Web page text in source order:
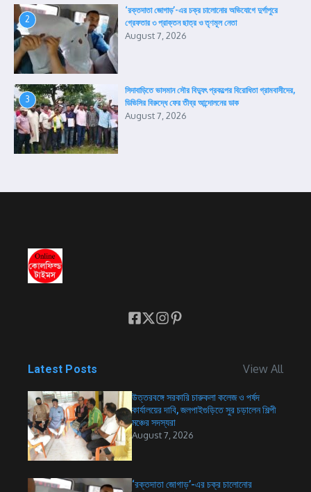
2
‘রক্তদাতা জোগাড়’-এর চক্র চালোনোর অভিযোগে দুর্গাপুরে
গ্রেফতার ৩ প্রাক্তন ছাত্র ও তৃণমূল নেতা
August 7, 2026
3
সিদাবাড়িতে ভাসমান সৌর বিদ্যুৎ প্রকল্পের বিরোধিতা গ্রামবাসীদের,
ডিভিসির বিরুদ্ধে ফের তীব্র আন্দোলনের ডাক
August 7, 2026
Latest Posts View All
উত্তরবঙ্গে সরকারি চারুকলা কলেজ ও পর্ষদ
কার্যালয়ের দাবি, জলপাইগুড়িতে সুর চড়ালেন শিল্পী
মঞ্চের সদস্যরা
August 7, 2026
‘রক্তদাতা জোগাড়’-এর চক্র চালোনোর